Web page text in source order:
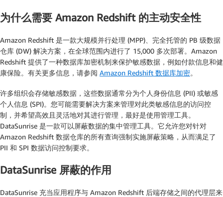
为什么需要 Amazon Redshift 的主动安全性
Amazon Redshift 是一款大规模并行处理 (MPP)、完全托管的 PB 级数据
仓库 (DW) 解决方案，在全球范围内进行了 15,000 多次部署。Amazon
Redshift 提供了一种数据库加密机制来保护敏感数据，例如付款信息和健
康保险。有关更多信息，请参阅 Amazon Redshift 数据库加密。
许多组织会存储敏感数据，这些数据通常分为个人身份信息 (PII) 或敏感
个人信息 (SPI)。您可能需要解决方案来管理对此类敏感信息的访问控
制，并希望高效且灵活地对其进行管理，最好是使用管理工具。
DataSunrise 是一款可以屏蔽数据的集中管理工具。它允许您对针对
Amazon Redshift 数据仓库的所有查询强制实施屏蔽策略，从而满足了
PII 和 SPI 数据访问控制要求。
DataSunrise 屏蔽的作用
DataSunrise 充当应用程序与 Amazon Redshift 后端存储之间的代理层来